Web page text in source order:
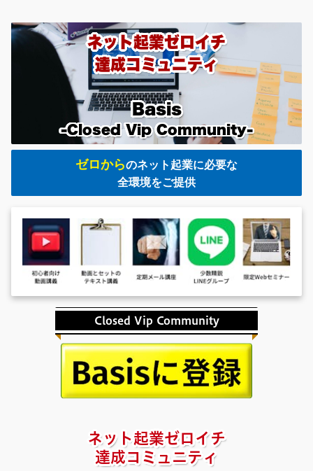
ネット起業ゼロイチ
達成コミュニティ
Basis
-Closed Vip Community-
ゼロからのネット起業に必要な
全環境をご提供
Closed Vip Community
ネット起業ゼロイチ
達成コミュニティ